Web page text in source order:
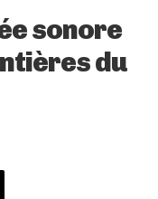
sonore
du